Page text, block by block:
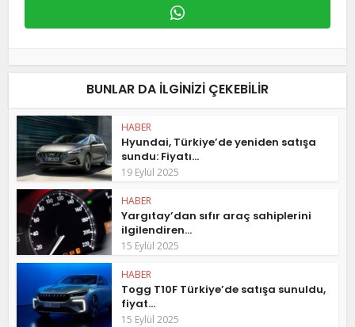
BUNLAR DA ILGINIZI ÇEKEBILIR
HABER
Hyundai, Türkiye’de yeniden satışa
sundu: Fiyatı...
19 Eylül 2025
HABER
Yargıtay’dan sıfır araç sahiplerini
ilgilendiren...
15 Eylül 2025
HABER
Togg T10F Türkiye’de satışa sunuldu,
fiyat...
15 Eylül 2025